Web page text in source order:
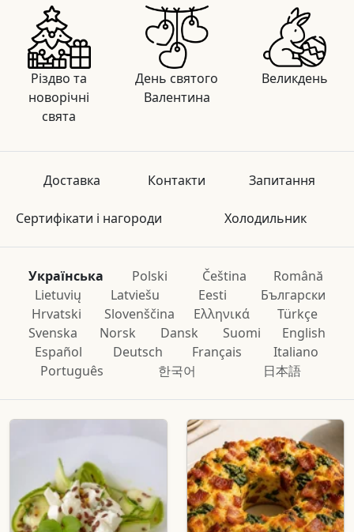
Різдво та
новорічні
свята
День святого
Валентина
Великдень
Доставка Контакти Запитання
Сертифікати і нагороди Холодильник
Українська Polski Čeština
Română
Lietuvių
Latviešu Eesti
Български
Hrvatski
Slovenščina Ελληνικά
Türkçe
Svenska
Norsk Dansk Suomi
English
Español
Deutsch Français
Italiano
Português
한국어 日本語